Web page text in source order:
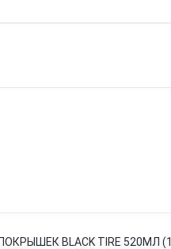
BLACK TIRE 520МЛ